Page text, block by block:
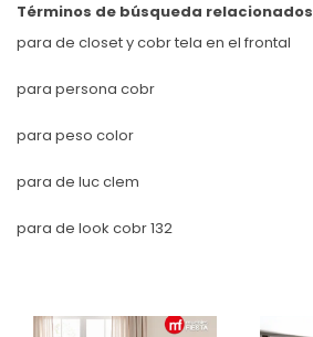
Términos de búsqueda relacionados
para de closet y cobr tela en el frontal
para persona cobr
para peso color
para de luc clem
para de look cobr 132